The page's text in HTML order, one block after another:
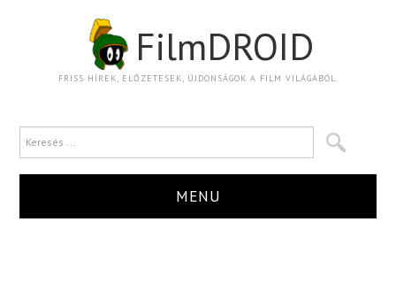
FilmDROID
FRISS HÍREK, ELŐZETESEK, ÚJDONSÁGOK A FILM VILÁGÁBÓL.
MENU